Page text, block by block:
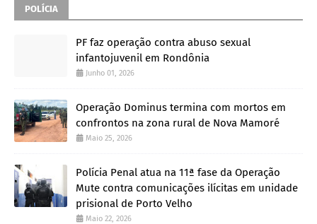
POLÍCIA
PF faz operação contra abuso sexual
infantojuvenil em Rondônia
Junho 01, 2026
Operação Dominus termina com mortos em
confrontos na zona rural de Nova Mamoré
Maio 25, 2026
Polícia Penal atua na 11ª fase da Operação
Mute contra comunicações ilícitas em unidade
prisional de Porto Velho
Maio 22, 2026